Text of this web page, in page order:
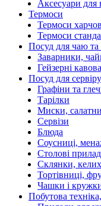
Аксесуари для
Термоси
Термоси
Термоси
Посуд для чаю та
Заварники,
Гейзерні
Посуд для
Графіни та
Тарілки
Миски,
Сервізи
Блюда
Соусниці,
Столові
Склянки,
Тортівниці,
Чашки і
Побутова